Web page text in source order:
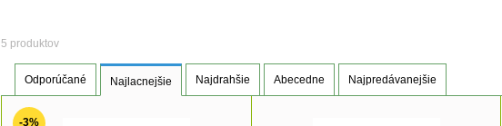
5 produktov
Odporúčané Najlacnejšie Najdrahšie Abecedne Najpredávanejšie
-3%